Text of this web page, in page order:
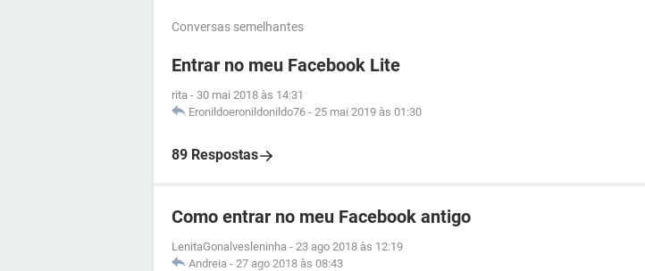
Conversas semelhantes
Entrar no meu Facebook Lite
rita - 30 mai 2018 às 14:31
Eronildoeronildonildo76 - 25 mai 2019 às 01:30
89 Respostas
Como entrar no meu Facebook antigo
LenitaGonalvesleninha - 23 ago 2018 às 12:19
Andreia - 27 ago 2018 às 08:43